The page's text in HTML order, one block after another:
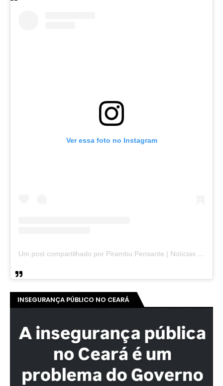
Ver essa foto no Instagram
Um post compartilhado por Pirambu Pensante | Notícias & Entretenimento (@pirambupensante)
INSEGURANÇA PÚBLICO NO CEARÁ